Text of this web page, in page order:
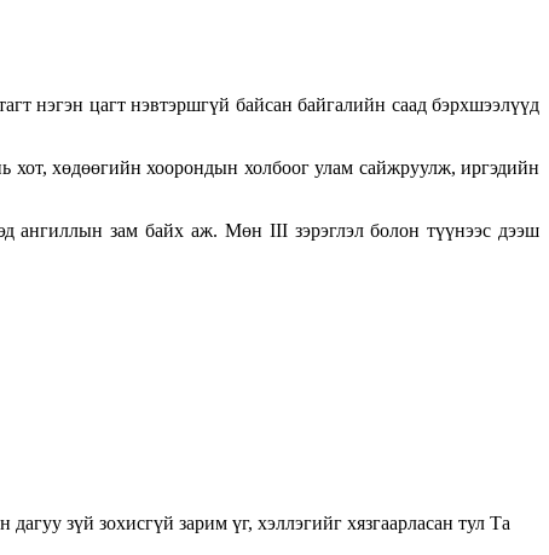
нэгэн цагт нэвтэршгүй байсан байгалийн саад бэрхшээлүүд
хот, хөдөөгийн хоорондын холбоог улам сайжруулж, иргэдийн
ангиллын зам байх аж. Мөн III зэрэглэл болон түүнээс дээш
зүй зохисгүй зарим үг, хэллэгийг хязгаарласан тул Та